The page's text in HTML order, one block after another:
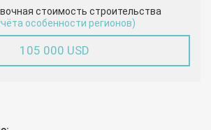
стоимость строительства
особенности регионов)
105 000 USD